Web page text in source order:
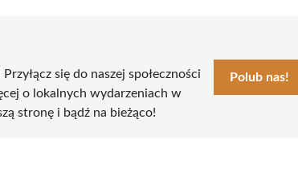
się do naszej społeczności
o lokalnych wydarzeniach w
stronę i bądź na bieżąco!
Polub nas!